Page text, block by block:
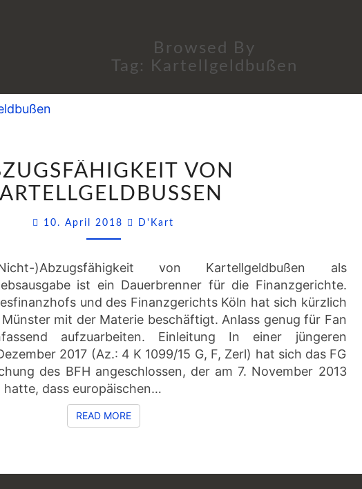
Browsed By
Tag:
Kartellgeldbußen
VON
KARTELLGELDBUSSEN
VON
10. April 2018 D'Kart
)Abzugsfähigkeit von Kartellgeldbußen als
ist ein Dauerbrenner für die Finanzgerichte.
und des Finanzgerichts Köln hat sich kürzlich
mit der Materie beschäftigt. Anlass genug für Fan
aufzuarbeiten. Einleitung In einer jüngeren
2017 (Az.: 4 K 1099/15 G, F, Zerl) hat sich das FG
des BFH angeschlossen, der am 7. November 2013
hatte, dass europäischen…
READ MOREREAD MORE